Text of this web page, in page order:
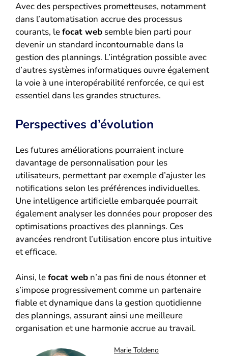
Avec des perspectives prometteuses, notamment
dans l’automatisation accrue des processus
courants, lefocat web semble bien parti pour
devenir un standard incontournable dans la
gestion des plannings. L’intégration possible avec
d’autres systèmes informatiques ouvre également
la voie à une interopérabilité renforcée, ce qui est
essentiel dans les grandes structures.
Perspectives d’évolution
Les futures améliorations pourraient inclure
davantage de personnalisation pour les
utilisateurs, permettant par exemple d’ajuster les
notifications selon les préférences individuelles.
Une intelligence artificielle embarquée pourrait
également analyser les données pour proposer des
optimisations proactives des plannings. Ces
avancées rendront l’utilisation encore plus intuitive
et efficace.
Ainsi, lefocat web n’a pas fini de nous étonner et
s’impose progressivement comme un partenaire
fiable et dynamique dans la gestion quotidienne
des plannings, assurant ainsi une meilleure
organisation et une harmonie accrue au travail.
Marie Toldeno